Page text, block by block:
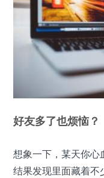
好友多了也烦恼？
想象一下，某天你心
结果发现里面藏着不